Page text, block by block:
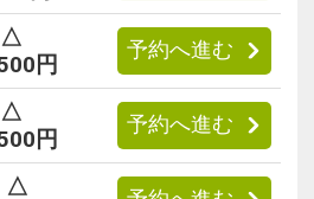
△
円
予約へ進む
△
円
予約へ進む
△